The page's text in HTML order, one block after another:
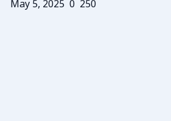
May 5, 2025 0 250